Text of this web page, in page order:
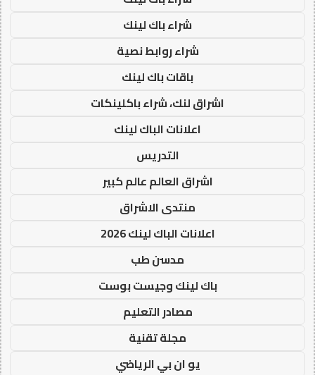
شراء باك لينك
شراء روابط نصية
باقات باك لينك
اشراق لنك، شراء باكلينكات
اعلانات الباك لينك
التدريس
اشراق العالم عالم كبير
منتدى الاشراق
اعلانات الباك لينك 2026
مدسن طب
باك لينك وجيست بوست
مصادر التعليم
مجلة تقنية
يو ان بي الرياضي